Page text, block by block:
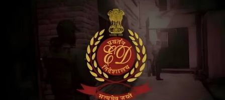
तमिलनाडु में DMK मंत्री के घर पहुंची
ED, उत्तर प्रदेश में पूर्व BSP विधायक
की जांच
10:31 am